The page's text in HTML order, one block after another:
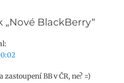
BlackBerry“
zastoupení BB v ČR, ne? =)